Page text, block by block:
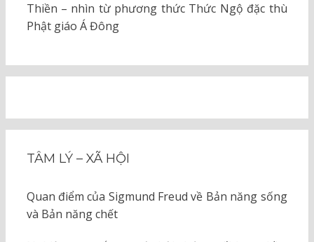
Thiền – nhìn từ phương thức Thức Ngộ đặc thù
Phật giáo Á Đông
TÂM LÝ – XÃ HỘI
Quan điểm của Sigmund Freud về Bản năng sống
và Bản năng chết